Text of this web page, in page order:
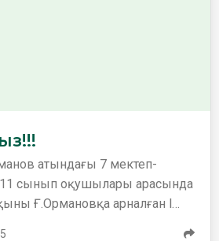
атындағы 7 мектеп-
сынып оқушылары арасында
Ғ.Ормановқа арналған l